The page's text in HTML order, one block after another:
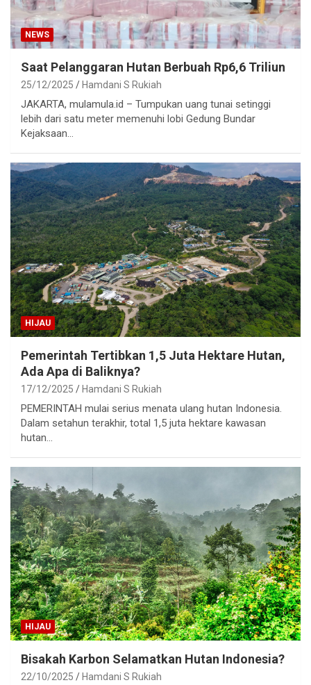
NEWS
Saat Pelanggaran Hutan Berbuah Rp6,6 Triliun
25/12/2025 Hamdani S Rukiah
JAKARTA, mulamula.id – Tumpukan uang tunai setinggi
lebih dari satu meter memenuhi lobi Gedung Bundar
Kejaksaan…
HIJAU
Pemerintah Tertibkan 1,5 Juta Hektare Hutan,
Ada Apa di Baliknya?
17/12/2025 Hamdani S Rukiah
PEMERINTAH mulai serius menata ulang hutan Indonesia.
Dalam setahun terakhir, total 1,5 juta hektare kawasan
hutan…
HIJAU
Bisakah Karbon Selamatkan Hutan Indonesia?
22/10/2025 Hamdani S Rukiah